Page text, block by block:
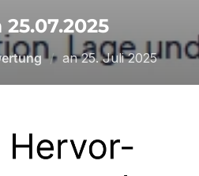
25.07.2025
anVeröffentlicht
25. Juli 2025